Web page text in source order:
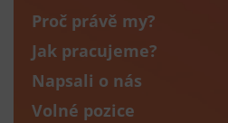
Proč právě my?
Jak pracujeme?
Napsali o nás
Volné pozice